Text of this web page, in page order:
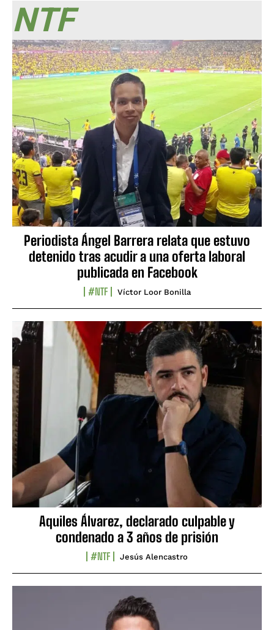
NTF
Periodista Ángel Barrera relata que estuvo
detenido tras acudir a una oferta laboral
publicada en Facebook
#NTF Víctor Loor Bonilla
Aquiles Álvarez, declarado culpable y
condenado a 3 años de prisión
#NTF Jesús Alencastro